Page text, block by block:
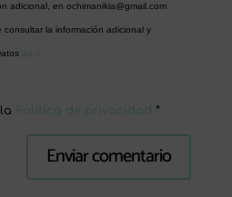
adicional, en ochimanikia@gmail.com
consultar la información adicional y
aquí
Política de privacidad *